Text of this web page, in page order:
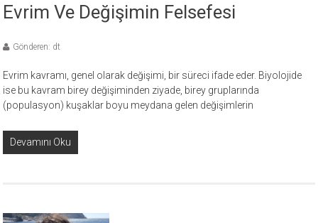
Evrim Ve Değişimin Felsefesi
Gönderen: dt
Evrim kavramı, genel olarak değişimi, bir süreci ifade eder. Biyolojide
ise bu kavram birey değişiminden ziyade, birey gruplarında
(populasyon) kuşaklar boyu meydana gelen değişimlerin
Devamını Oku